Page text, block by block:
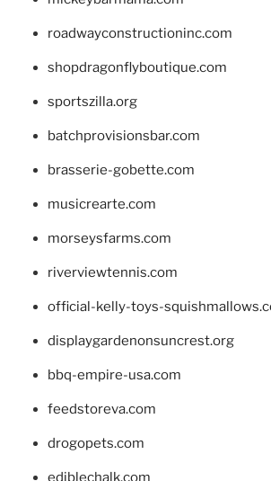
roadwayconstructioninc.com
shopdragonflyboutique.com
sportszilla.org
batchprovisionsbar.com
brasserie-gobette.com
musicrearte.com
morseysfarms.com
riverviewtennis.com
official-kelly-toys-
displaygardenonsuncrest.org
bbq-empire-usa.com
feedstoreva.com
drogopets.com
ediblechalk.com